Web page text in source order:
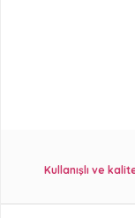
Kullanışlı ve